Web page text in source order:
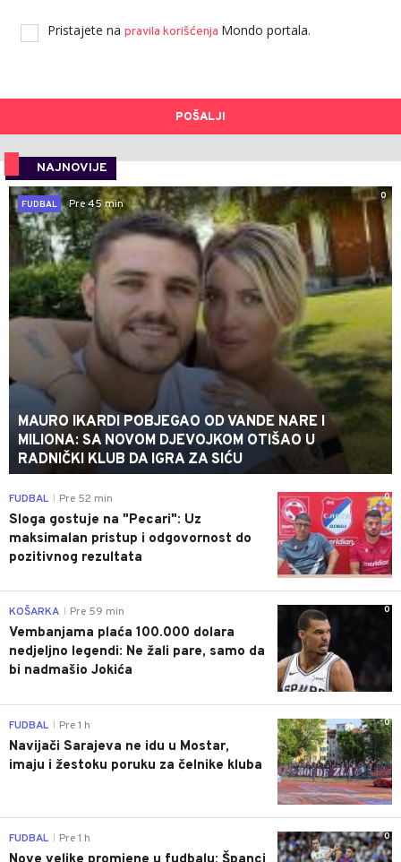
Pristajete na pravila korišćenja Mondo portala.
POŠALJI
NAJNOVIJE
0
FUDBAL
Pre 45 min
MAURO IKARDI POBJEGAO OD VANDE NARE I
MILIONA: SA NOVOM DJEVOJKOM OTIŠAO U
RADNIČKI KLUB DA IGRA ZA SIĆU
0
FUDBAL Pre 52 min
Sloga gostuje na "Pecari": Uz
maksimalan pristup i odgovornost do
pozitivnog rezultata
0
KOŠARKA Pre 59 min
Vembanjama plaća 100.000 dolara
nedjeljno legendi: Ne žali pare, samo da
bi nadmašio Jokića
0
FUDBAL Pre 1 h
Navijači Sarajeva ne idu u Mostar,
imaju i žestoku poruku za čelnike kluba
0
FUDBAL Pre 1 h